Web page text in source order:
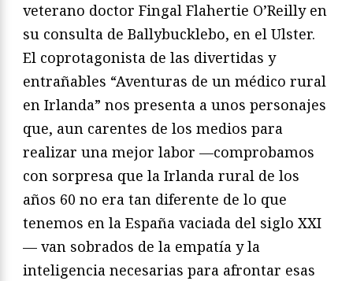
veterano doctor Fingal Flahertie O’Reilly en
su consulta de Ballybucklebo, en el Ulster.
El coprotagonista de las divertidas y
entrañables “Aventuras de un médico rural
en Irlanda” nos presenta a unos personajes
que, aun carentes de los medios para
realizar una mejor labor —comprobamos
con sorpresa que la Irlanda rural de los
años 60 no era tan diferente de lo que
tenemos en la España vaciada del siglo XXI
— van sobrados de la empatía y la
inteligencia necesarias para afrontar esas